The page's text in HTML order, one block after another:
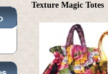
Texture Magic Totes